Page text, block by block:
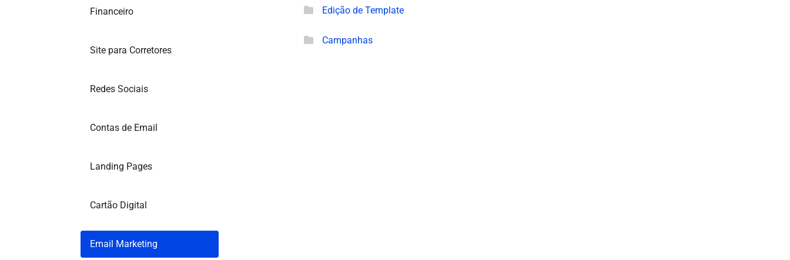
Financeiro
Site para Corretores
Redes Sociais
Contas de Email
Landing Pages
Cartão Digital
Email Marketing
Edição de Template
Campanhas